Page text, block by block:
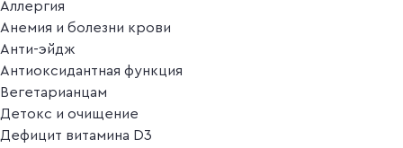
Аллергия
Анемия и болезни крови
Анти-эйдж
Антиоксидантная функция
Вегетарианцам
Детокс и очищение
Дефицит витамина D3